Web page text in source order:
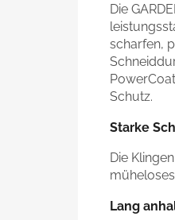
Die
scharfen,
Schutz.
Starke
Die
Lang